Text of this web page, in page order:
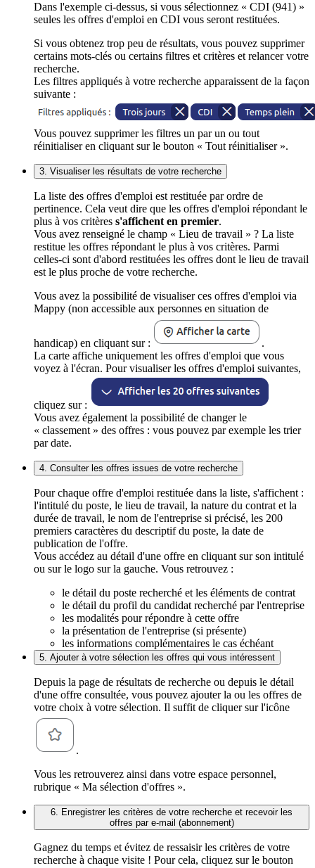
Dans l'exemple ci-dessus, si vous sélectionnez « CDI (941) »
seules les offres d'emploi en CDI vous seront restituées.
Si vous obtenez trop peu de résultats, vous pouvez supprimer
certains mots-clés ou certains filtres et critères et relancer votre
recherche.
Les filtres appliqués à votre recherche apparaissent de la façon
suivante :
Vous pouvez supprimer les filtres un par un ou tout
réinitialiser en cliquant sur le bouton « Tout réinitialiser ».
3. Visualiser les résultats de votre recherche
La liste des offres d'emploi est restituée par ordre de
pertinence. Cela veut dire que les offres d'emploi répondant le
plus à vos critères s'affichent en premier.
Vous avez renseigné le champ « Lieu de travail » ? La liste
restitue les offres répondant le plus à vos critères. Parmi
celles-ci sont d'abord restituées les offres dont le lieu de travail
est le plus proche de votre recherche.
Vous avez la possibilité de visualiser ces offres d'emploi via
Mappy (non accessible aux personnes en situation de
handicap) en cliquant sur :
.
La carte affiche uniquement les offres d'emploi que vous
voyez à l'écran. Pour visualiser les offres d'emploi suivantes,
cliquez sur :
Vous avez également la possibilité de changer le
« classement » des offres : vous pouvez par exemple les trier
par date.
4. Consulter les offres issues de votre recherche
Pour chaque offre d'emploi restituée dans la liste, s'affichent :
l'intitulé du poste, le lieu de travail, la nature du contrat et la
durée de travail, le nom de l'entreprise si précisé, les 200
premiers caractères du descriptif du poste, la date de
publication de l'offre.
Vous accédez au détail d'une offre en cliquant sur son intitulé
ou sur le logo sur la gauche. Vous retrouvez :
le détail du poste recherché et les éléments de contrat
le détail du profil du candidat recherché par l'entreprise
les modalités pour répondre à cette offre
la présentation de l'entreprise (si présente)
les informations complémentaires le cas échéant
5. Ajouter à votre sélection les offres qui vous intéressent
Depuis la page de résultats de recherche ou depuis le détail
d'une offre consultée, vous pouvez ajouter la ou les offres de
votre choix à votre sélection. Il suffit de cliquer sur l'icône
.
Vous les retrouverez ainsi dans votre espace personnel,
rubrique « Ma sélection d'offres ».
6. Enregistrer les critères de votre recherche et recevoir les
offres par e-mail (abonnement)
Gagnez du temps et évitez de ressaisir les critères de votre
recherche à chaque visite ! Pour cela, cliquez sur le bouton